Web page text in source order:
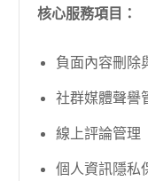
核心服務項目：
負面內容刪除
社群媒體聲譽
線上評論管理
個人資訊隱私